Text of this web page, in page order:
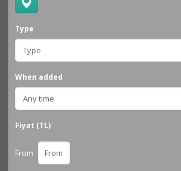
Type
When added
Fiyat (TL)
From